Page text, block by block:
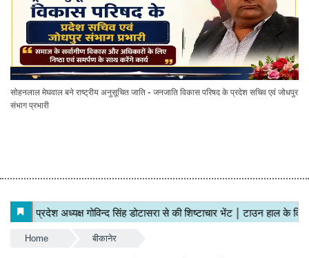
सोहनलाल मेघवाल बने राष्ट्रीय अनुसूचित जाति - जनजाति विकास परिषद के प्रदेश सचिव एवं जोधपुर
संभाग प्रभारी
Home बीकानेर